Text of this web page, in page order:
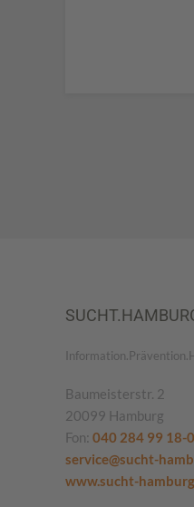
Baumeisterstr. 2
20099 Hamburg
Fon: 040 284 99 18-0
service@sucht-
www.sucht-